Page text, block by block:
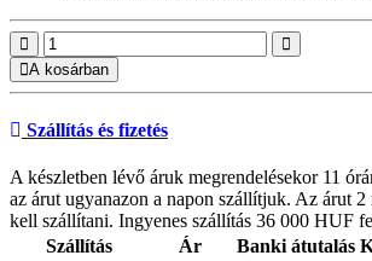
A kosárban
Szállítás és fizetés
A készletben lévő áruk megrendelésekor 11
az árut ugyanazon a napon szállítjuk. Az árut
kell szállítani. Ingyenes szállítás 36 000 HUF
Szállítás
Ár Banki átutalás